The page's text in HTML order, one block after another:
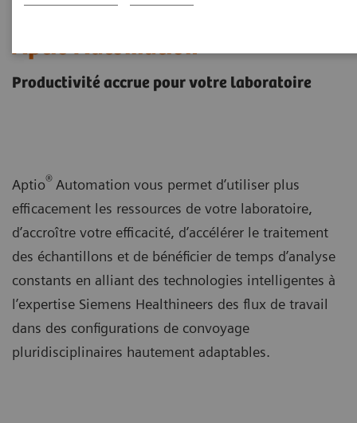
Aptio Automation
Productivité accrue pour votre laboratoire
Aptio® Automation vous permet d’utiliser plus
efficacement les ressources de votre laboratoire,
d’accroître votre efficacité, d’accélérer le traitement
des échantillons et de bénéficier de temps d’analyse
constants en alliant des technologies intelligentes à
l’expertise Siemens Healthineers des flux de travail
dans des configurations de convoyage
pluridisciplinaires hautement adaptables.